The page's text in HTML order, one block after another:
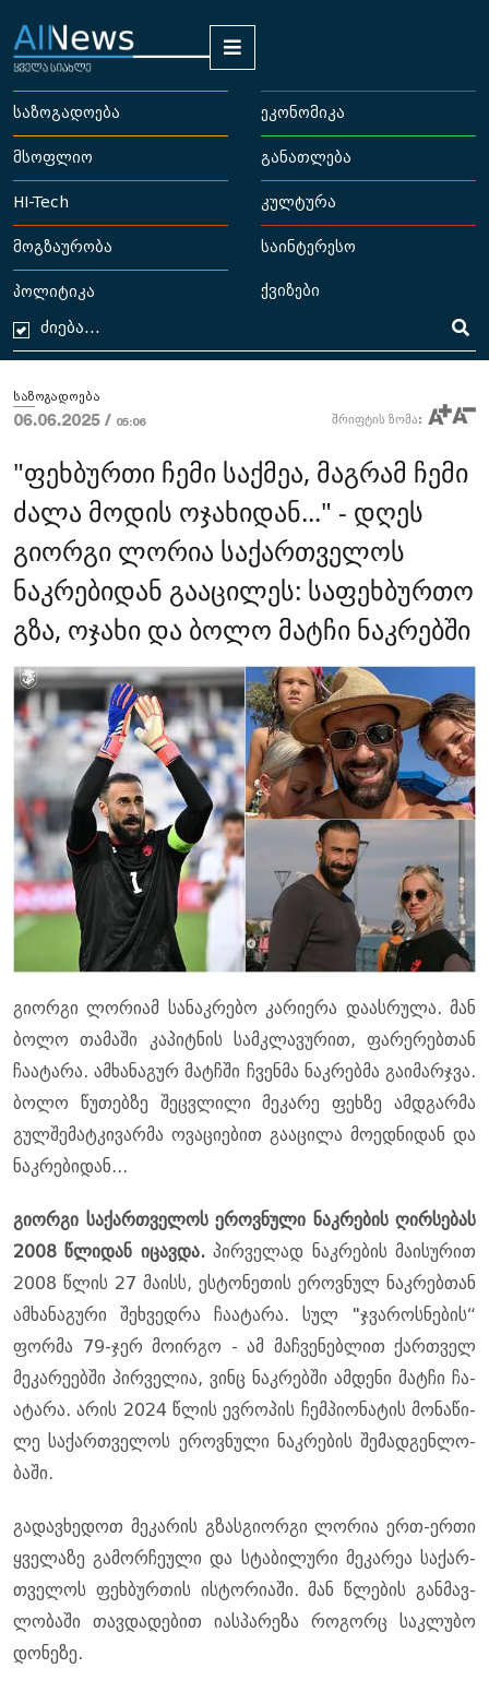
საზოგადოება ეკონომიკა
მსოფლიო განათლება
HI-Tech კულტურა
მოგზაურობა საინტერესო
პოლიტიკა ქვიზები
საზოგადოება
06.06.2025 / 05:06 შრიფტის ზომა:
"ფეხბურთი ჩემი საქმეა, მაგრამ ჩემი
ძალა მოდის ოჯახიდან..." - დღეს
გიორგი ლორია საქართველოს
ნაკრებიდან გააცილეს: საფეხბურთო
გზა, ოჯახი და ბოლო მატჩი ნაკრებში
გი­ორ­გი ლო­რი­ამ სა­ნაკ­რე­ბო კა­რი­ე­რა და­ას­რუ­ლა. მან
ბოლო თა­მა­ში კა­პიტ­ნის სამ­კლა­ვუ­რით, ფარ­ე­რებ­თან
ჩა­ა­ტა­რა. ამ­ხა­ნა­გურ მატჩში ჩვენ­მა ნაკ­რებ­მა გა­ი­მარ­ჯვა.
ბოლო წუ­თებ­ზე შეც­ვლი­ლი მე­კა­რე ფეხ­ზე ამ­დგარ­მა
გულ­შე­მატ­კი­ვარ­მა ოვა­ცი­ე­ბით გა­ა­ცი­ლა მო­ედ­ნი­დან და
ნაკ­რე­ბი­დან...
გი­ორ­გი სა­ქარ­თვე­ლოს ეროვ­ნუ­ლი ნაკ­რე­ბის ღირ­სე­ბას
2008 წლი­დან იცავ­და.პირ­ვე­ლად ნაკ­რე­ბის მა­ი­სუ­რით
2008 წლის 27 მა­ისს, ეს­ტო­ნე­თის ეროვ­ნულ ნაკ­რებ­თან
ამ­ხა­ნა­გუ­რი შეხ­ვედ­რა ჩა­ა­ტა­რა. სულ "ჯვა­როს­ნე­ბის“
ფორ­მა 79-ჯერ მო­ირ­გო - ამ მაჩ­ვე­ნებ­ლით ქარ­თველ
მე­კა­რე­ებ­ში პირ­ვე­ლია, ვინც ნაკ­რებ­ში ამ­დე­ნი მატ­ჩი ჩა­
ა­ტა­რა. არის 2024 წლის ევ­რო­პის ჩემ­პი­ო­ნა­ტის მო­ნა­წი­
ლე სა­ქარ­თვე­ლოს ეროვ­ნუ­ლი ნაკ­რე­ბის შე­მად­გენ­ლო­
ბა­ში.
გა­დავ­ხე­დოთ მე­კა­რის გზასგი­ორ­გი ლო­რია ერთ-ერთი
ყვე­ლა­ზე გა­მორ­ჩე­უ­ლი და სტა­ბი­ლუ­რი მე­კა­რეა სა­ქარ­
თვე­ლოს ფეხ­ბურ­თის ის­ტო­რი­ა­ში. მან წლე­ბის გან­მავ­
ლო­ბა­ში თავ­და­დე­ბით იას­პა­რე­ზა რო­გორც საკ­ლუ­ბო
დო­ნე­ზე.